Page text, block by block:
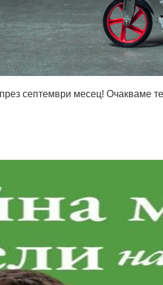
септември месец! Очакваме